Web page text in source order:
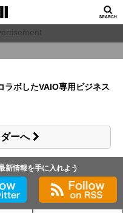
ラボしたVAIO専用ビジネス
ーへ
新情報を手に入れよう